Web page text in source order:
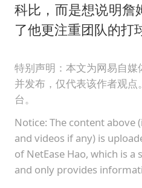
科比，而是想说明詹
了他更注重团队的打
特别声明：本文为网易自媒
并发布，仅代表该作者观
台。
Notice: The content above
and videos if any) is
of NetEase Hao, which is
and only provides